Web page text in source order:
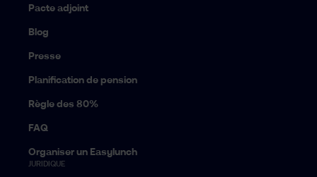
Pacte adjoint
Blog
Presse
Planification de pension
Règle des 80%
FAQ
Organiser un Easylunch
JURIDIQUE